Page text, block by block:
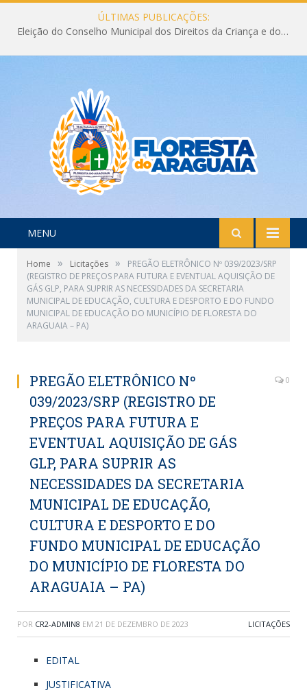
ÚLTIMAS PUBLICAÇÕES:
Eleição do Conselho Municipal dos Direitos da Criança e do Adolescente CMDCA 2026
MENU
Home » Licitações »
PREGÃO ELETRÔNICO Nº 039/2023/SRP
(REGISTRO DE PREÇOS PARA FUTURA E EVENTUAL AQUISIÇÃO DE
GÁS GLP, PARA SUPRIR AS NECESSIDADES DA SECRETARIA
MUNICIPAL DE EDUCAÇÃO, CULTURA E DESPORTO E DO FUNDO
MUNICIPAL DE EDUCAÇÃO DO MUNICÍPIO DE FLORESTA DO
ARAGUAIA – PA)
PREGÃO ELETRÔNICO Nº
039/2023/SRP (REGISTRO DE
PREÇOS PARA FUTURA E
EVENTUAL AQUISIÇÃO DE GÁS
GLP, PARA SUPRIR AS
NECESSIDADES DA SECRETARIA
MUNICIPAL DE EDUCAÇÃO,
CULTURA E DESPORTO E DO
FUNDO MUNICIPAL DE EDUCAÇÃO
DO MUNICÍPIO DE FLORESTA DO
ARAGUAIA – PA)
0
POR CR2-ADMIN8 EM 21 DE DEZEMBRO DE 2023 LICITAÇÕES
EDITAL
JUSTIFICATIVA